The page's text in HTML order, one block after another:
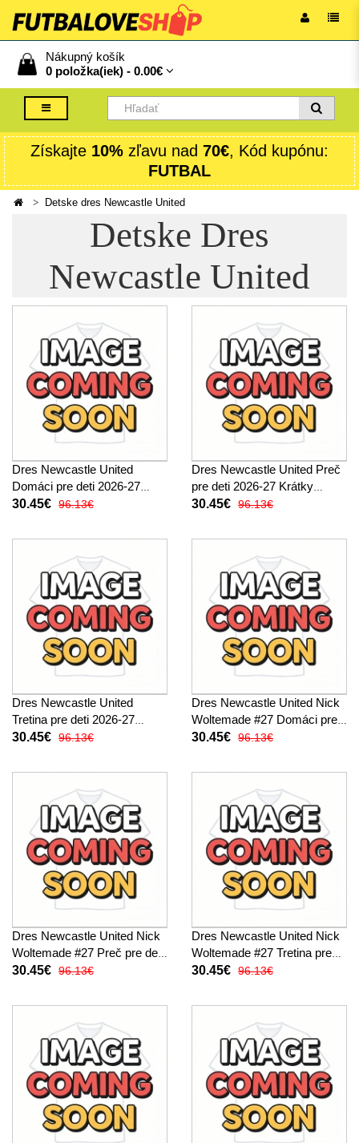
Nákupný košík
0 položka(iek) - 0.00€
Získajte 10% zľavu nad 70€, Kód kupónu:
FUTBAL
Detske dres Newcastle United
Detske Dres
Newcastle United
Dres Newcastle United
Domáci pre deti 2026-27
Krátky Rukáv (+ trenírky)
30.45€ 96.13€
Dres Newcastle United Preč
pre deti 2026-27 Krátky
Rukáv (+ trenírky)
30.45€ 96.13€
Dres Newcastle United
Tretina pre deti 2026-27
Krátky Rukáv (+ trenírky)
30.45€ 96.13€
Dres Newcastle United Nick
Woltemade #27 Domáci pre
deti 2026-27 Krátky Rukáv (+
30.45€ 96.13€
Dres Newcastle United Nick
Woltemade #27 Preč pre deti
2026-27 Krátky Rukáv (+
30.45€ 96.13€
Dres Newcastle United Nick
Woltemade #27 Tretina pre
deti 2026-27 Krátky Rukáv (+
30.45€ 96.13€